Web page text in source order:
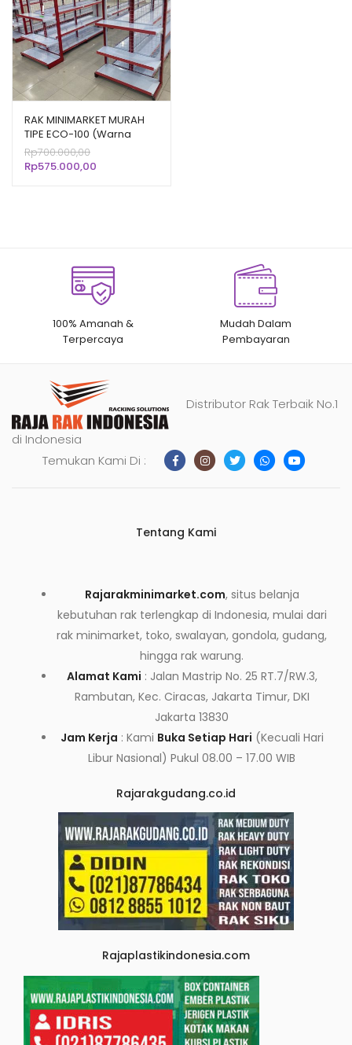
!
RAK MINIMARKET MURAH
TIPE ECO-100 (Warna
Bebas, Harga Pas!)
Rp700.000,00
aslinya
Rp575.000,00
100% Amanah &
Terpercaya
Mudah Dalam
Pembayaran
Distributor Rak Terbaik No.1
di Indonesia
Temukan Kami Di :
Tentang Kami
Rajarakminimarket.com, situs belanja
kebutuhan rak terlengkap di Indonesia, mulai dari
rak minimarket, toko, swalayan, gondola, gudang,
hingga rak warung.
Alamat Kami : Jalan Mastrip No. 25 RT.7/RW.3,
Rambutan, Kec. Ciracas, Jakarta Timur, DKI
Jakarta 13830
Jam Kerja : Kami Buka Setiap Hari (Kecuali Hari
Libur Nasional) Pukul 08.00 – 17.00 WIB
Rajarakgudang.co.id
Rajaplastikindonesia.com